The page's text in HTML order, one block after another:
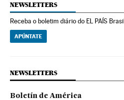
NEWSLETTERS
Receba o boletim diário do EL PAÍS Brasil
APÚNTATE
NEWSLETTERS
Boletín de América